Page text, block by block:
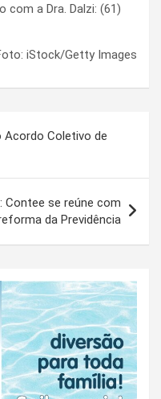
a Dra. Dalzi: (61)
iStock/Getty Images
Coletivo de
se reúne com
da Previdência